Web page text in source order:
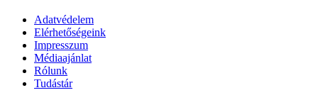
Adatvédelem
Elérhetőségeink
Impresszum
Médiaajánlat
Rólunk
Tudástár